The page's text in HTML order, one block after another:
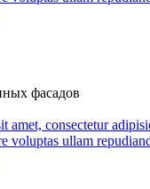
фасадов
amet, consectetur
voluptas ullam